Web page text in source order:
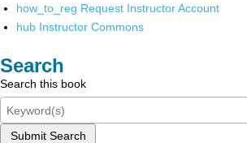
how_to_reg Request Instructor Account
hub Instructor Commons
Search
Search this book
Submit Search